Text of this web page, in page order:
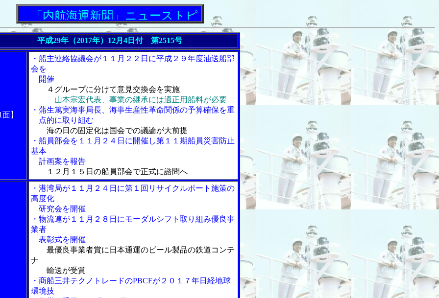
内航海運新聞」ニューストピックス
平成29年（2017年）12月4日付 第2515号
】
・船主連絡協議会が１１月２２日に平成２９年度油送船部
会を
開催
４グループに分けて意見交換会を実施
山本宗宏代表、事業の継承には適正用船料が必要
・蒲生篤実海事局長、海事生産性革命関係の予算確保を重
点的に取り組む
海の日の固定化は国会での議論が大前提
・船員部会を１１月２４日に開催し第１１期船員災害防止
基本
計画案を報告
１２月１５日の船員部会で正式に諮問へ
・港湾局が１１月２４日に第１回リサイクルポート施策の
高度化
研究会を開催
・物流連が１１月２８日にモーダルシフト取り組み優良事
業者
表彰式を開催
最優良事業者賞に日本通運のビール製品の鉄道コンテ
ナ
輸送が受賞
・商船三井テクノトレードのPBCFが２０１７年日経地球
環境技